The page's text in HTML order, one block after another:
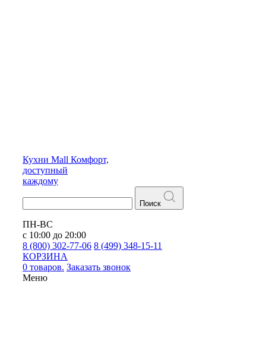
Кухни Mall Комфорт,
доступный
каждому
Поиск
ПН-ВС
с 10:00 до 20:00
8 (800) 302-77-06 8 (499) 348-15-11
КОРЗИНА
0 товаров. Заказать звонок
Меню